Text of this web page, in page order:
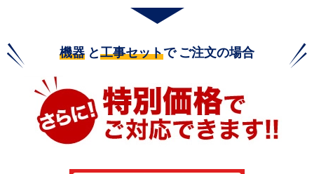
機器 と工事セットで ご注文の場合